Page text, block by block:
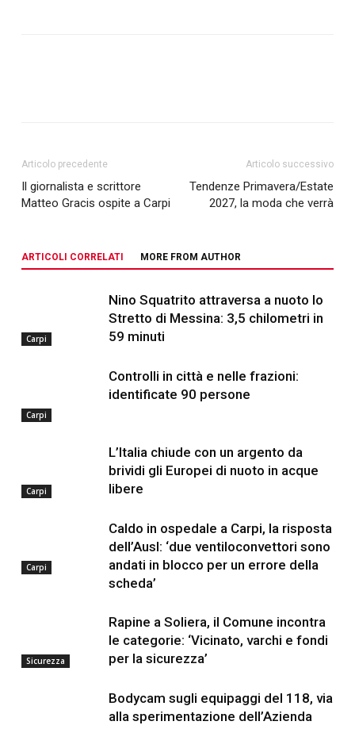
Articolo precedente
Il giornalista e scrittore
Matteo Gracis ospite a Carpi
Articolo successivo
Tendenze Primavera/Estate
2027, la moda che verrà
ARTICOLI CORRELATI MORE FROM AUTHOR
Carpi
Nino Squatrito attraversa a nuoto lo
Stretto di Messina: 3,5 chilometri in
59 minuti
Carpi
Controlli in città e nelle frazioni:
identificate 90 persone
Carpi
L’Italia chiude con un argento da
brividi gli Europei di nuoto in acque
libere
Carpi
Caldo in ospedale a Carpi, la risposta
dell’Ausl: ‘due ventiloconvettori sono
andati in blocco per un errore della
scheda’
Sicurezza
Rapine a Soliera, il Comune incontra
le categorie: ‘Vicinato, varchi e fondi
per la sicurezza’
Bodycam sugli equipaggi del 118, via
alla sperimentazione dell’Azienda